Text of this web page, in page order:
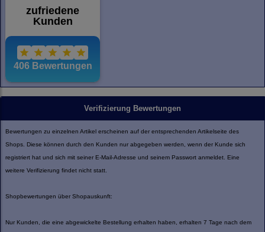
Verifizierung Bewertungen
Bewertungen zu einzelnen Artikel erscheinen auf der entsprechenden Artikelseite des
Shops. Diese können durch den Kunden nur abgegeben werden, wenn der Kunde sich
registriert hat und sich mit seiner E-Mail-Adresse und seinem Passwort anmeldet. Eine
weitere Verifizierung findet nicht statt.
Shopbewertungen über Shopauskunft:
Nur Kunden, die eine abgewickelte Bestellung erhalten haben, erhalten 7 Tage nach dem